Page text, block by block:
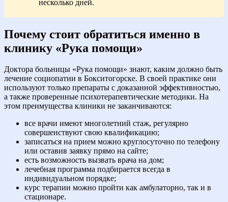
несколько дней.
Почему стоит обратиться именно в
клинику «Рука помощи»
Доктора больницы «Рука помощи» знают, каким должно быть
лечение социопатии в Бокситогорске. В своей практике они
используют только препараты с доказанной эффективностью,
а также проверенные психотерапевтические методики. На
этом преимущества клиники не заканчиваются:
все врачи имеют многолетний стаж, регулярно
совершенствуют свою квалификацию;
записаться на прием можно круглосуточно по телефону
или оставив заявку прямо на сайте;
есть возможность вызвать врача на дом;
лечебная программа подбирается всегда в
индивидуальном порядке;
курс терапии можно пройти как амбулаторно, так и в
стационаре.